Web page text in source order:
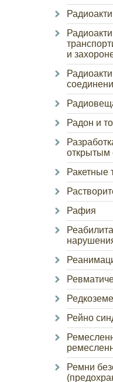
и
Радон и
открытым
Ракетные
Рафия
Рейно
Ремни